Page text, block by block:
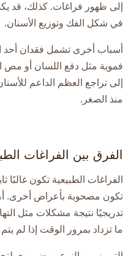
إلى ظهور فراغات. كذلك، قد
في شكل الفك وتوزيع الأسنان.
أسباب أخرى تشمل فقدان أحد
فموية مثل دفع اللسان أو مص
إلى تراجع العظم الداعم
منذ الصغر.
الفرق بين الفراغات
الفراغات الطبيعية تكون غالبًا
تكون مصحوبة بأعراض أخرى.
تدريجيًا نتيجة مشكلات مثل
ما تزداد بمرور الوقت إذا لم